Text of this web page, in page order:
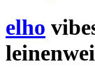
elho